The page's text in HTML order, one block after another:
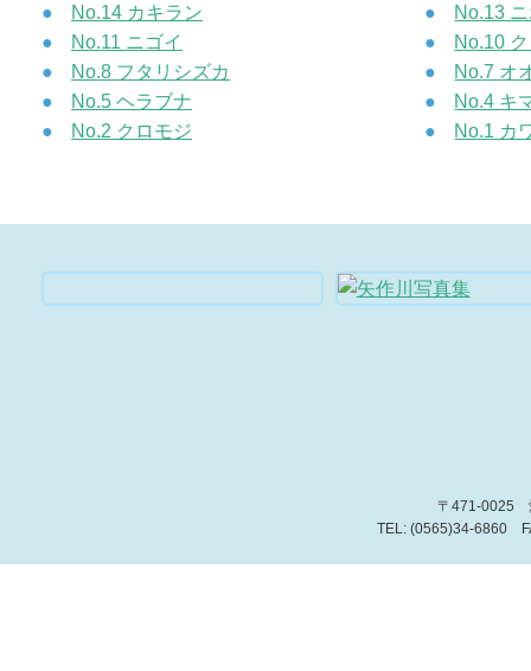
No.14 カキラン
No.13
No.11 ニゴイ
No.10
No.8 フタリシズカ
No.7 オ
No.5 ヘラブナ
No.4 キ
No.2 クロモジ
No.1 カ
〒471-0025
TEL: (0565)34-6860